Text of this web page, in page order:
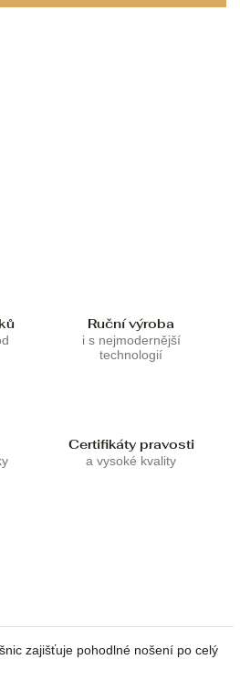
Ruční výroba
i s nejmodernější
technologií
Certifikáty pravosti
a vysoké kvality
zajišťuje pohodlné nošení po celý